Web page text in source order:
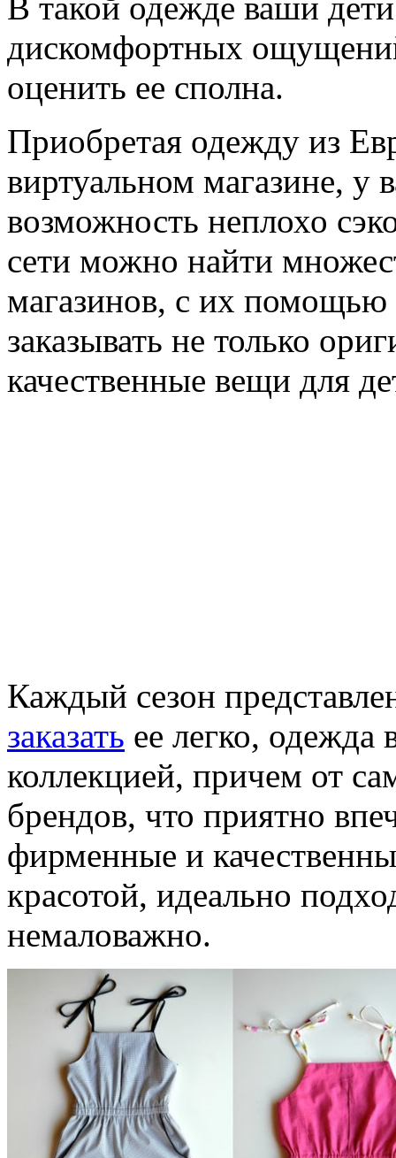
дискомфортных
оценить ее сполна.
Приобретая одежду из
виртуальном магазине, у
возможность неплохо
сети можно найти
магазинов, с их помощью
заказывать не только
качественные вещи для
Каждый сезон
заказать ее легко, одежда
коллекцией, причем от
брендов, что приятно
фирменные и
красотой, идеально
немаловажно.